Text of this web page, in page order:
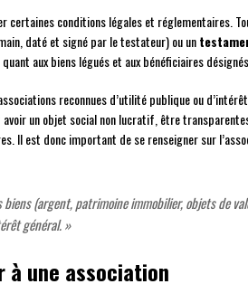
certaines conditions légales et réglementaires.
daté et signé par le testateur) ou un
aux biens légués et aux bénéficiaires désignés.
reconnues d’utilité publique ou
un objet social non lucratif, être
Il est donc important de se renseigner sur
(argent, patrimoine immobilier, objets de
général. »
à une association